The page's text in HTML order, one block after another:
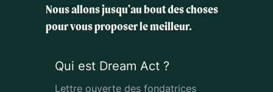
Nous allons jusqu'au bout des choses
pour vous proposer le meilleur.
Qui est Dream Act ?
Lettre ouverte des fondatrices